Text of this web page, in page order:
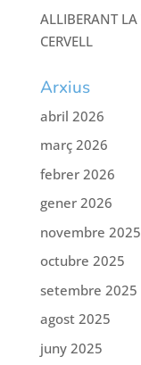
ALLIBERANT LA
CERVELL
Arxius
abril 2026
març 2026
febrer 2026
gener 2026
novembre 2025
octubre 2025
setembre 2025
agost 2025
juny 2025